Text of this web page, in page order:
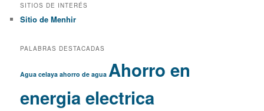
SITIOS DE INTERÉS
Sitio de Menhir
PALABRAS DESTACADAS
Agua celaya ahorro de agua Ahorro en
energia electrica